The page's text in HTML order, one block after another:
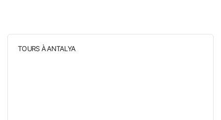
TOURS À ANTALYA